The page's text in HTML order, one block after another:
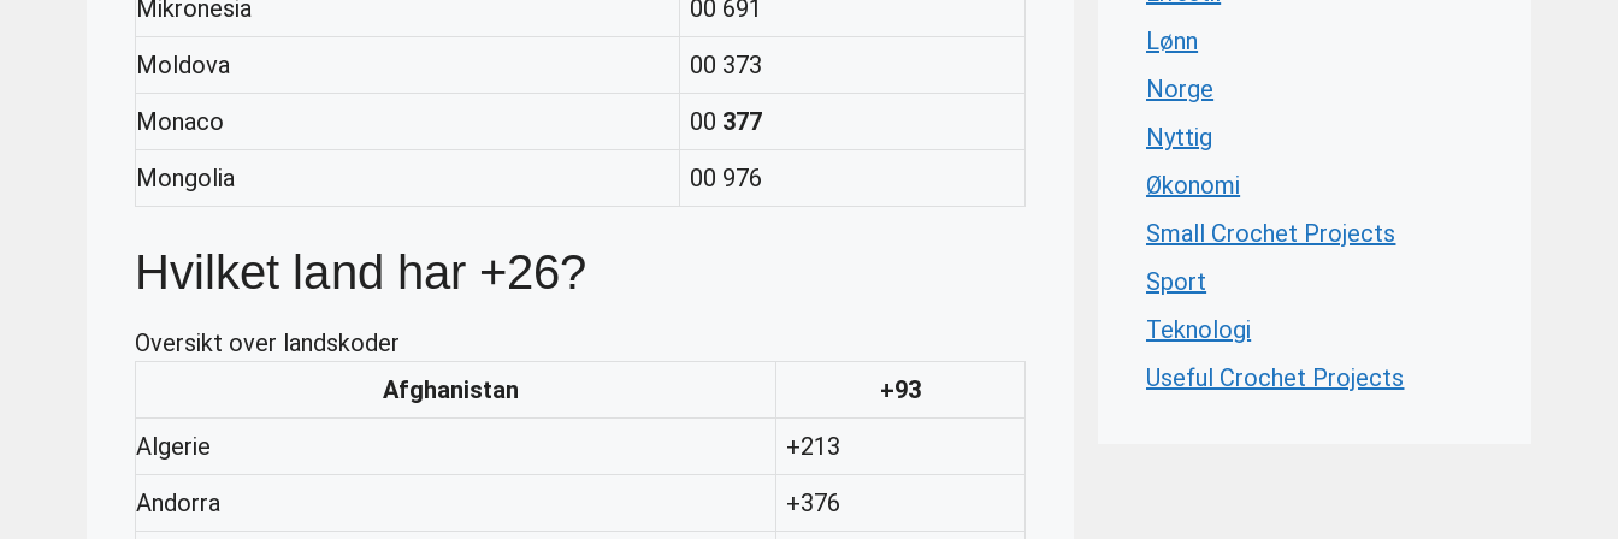
Mikronesia
00 691
Moldova
00 373
Monaco
00 377
Mongolia
00 976
Hvilket land har +26?
Oversikt over landskoder
Afghanistan
+93
Algerie
+213
Andorra
+376
Lønn
Norge
Nyttig
Økonomi
Small Crochet Projects
Sport
Teknologi
Useful Crochet Projects